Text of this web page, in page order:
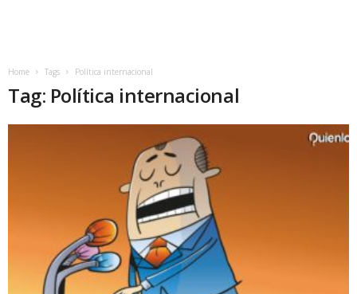
Home Tags Política internacional
Tag: Política internacional